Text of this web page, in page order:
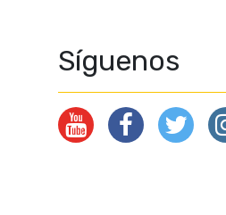
Síguenos